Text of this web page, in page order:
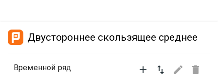
Двустороннее скользящее среднее
   
Временной ряд